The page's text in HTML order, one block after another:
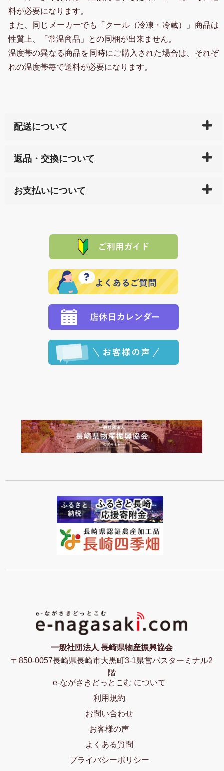
料が必要になります。
また、同じメーカーでも「クール（冷凍・冷蔵）」商品は
性質上、「常温商品」との同梱が出来ません。
温度帯の異なる商品を同時にご購入された場合は、それぞ
れの温度帯毎で送料が必要になります。
配送について
天ペイ」の方はご注文受付後）、 長崎県下全域に点在
サイト内で購入された商品の送料は、こちらの
全国送
れの生産メーカーからお客様の元へ直送いたしますの
で、 それぞれ個別に送料が必要になります。
返品・交換について
または配送途中の 事故などで不都合が生じている場合
品代金を返金いたします。）
その際は誠に申し訳ありませんが、当協会までご注文
願いいたします。
お支払いについて
た場合、お客様からの ご入金を確認した後で、商品を
定された場合は、準備出来次第の便にてお送りいたし
ます。 （到着日指定をされている場合は、ご指定の日
程に合わせてお届けいたします。）
一般社団法人 長崎県物産振興協会
〒850-0057長崎県長崎市大黒町3-1県営バスターミナル2
階
e-ながさきどっとこむ について
利用規約
お問い合わせ
お客様の声
よくある質問
プライバシーポリシー